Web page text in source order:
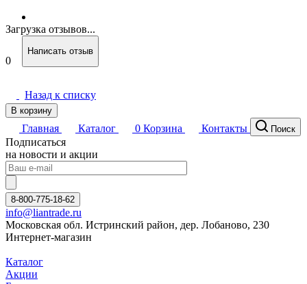
Загрузка отзывов...
0
Написать отзыв
Назад к списку
В корзину
Главная Каталог 0 Корзина Контакты Поиск
Подписаться
на новости и акции
8-800-775-18-62
info@liantrade.ru
Московская обл. Истринский район, дер. Лобаново, 230
Интернет-магазин
Каталог
Акции